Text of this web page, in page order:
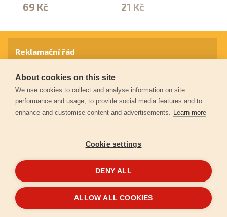
69 Kč 21 Kč
© 2026Extol.cz- Všechna práva vyhrazena
Reklamační řád
Záruční podmínky
Ochrana osobních údajů
VytvořiloFEO
About cookies on this site
We use cookies to collect and analyse information on site
performance and usage, to provide social media features and to
enhance and customise content and advertisements. Learn more
Cookie settings
DENY ALL
ALLOW ALL COOKIES